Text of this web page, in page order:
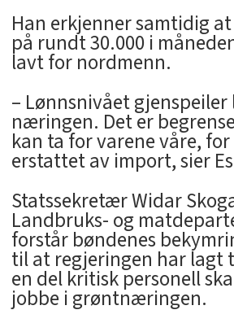
Han erkjenner samtidig
på rundt 30.000 i
lavt for nordmenn.
– Lønnsnivået
næringen. Det er
kan ta for varene våre,
erstattet av import, sier
Statssekretær Widar
Landbruks- og
forstår bøndenes
til at regjeringen har lagt
en del kritisk personell
jobbe i grøntnæringen.